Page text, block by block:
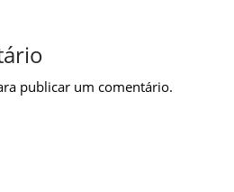
publicar um comentário.